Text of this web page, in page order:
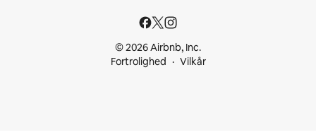
© 2026 Airbnb, Inc.
Fortrolighed
Vilkår